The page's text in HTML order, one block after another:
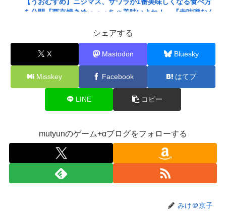
【うおむすめ】ニジマス、サワラが1番美味しくなる食べ方
を公開『西京焼きめっっっちゃ美味いよね！』『赤味噌なん
【ななし】ねるちゃん「おじさんたち～！もりもり食べて元
気だすのよ～」
【にじさんじ】ソフィ、バッターボックスに立ってみた『え
えフォームや』『打球の伸びがすごい』
【画像】坂口杏里、逃走してウ●カスまで晒されるｗｗｗｗ
【動画】甲子園の女性審判、大誤審で炎上
【画像】キングダムの河了貂、「あったけぇ壁」に引き続き
更に味方をぶっ殺す作戦を実行する
トランプ「イランが核兵器を作れば、イタリアを2分で消滅
シェアする
X Mastodon Bluesky
Misskey Facebook はてブ
LINE コピー
mutyunのゲーム+αブログをフォローする
みけ＠京子